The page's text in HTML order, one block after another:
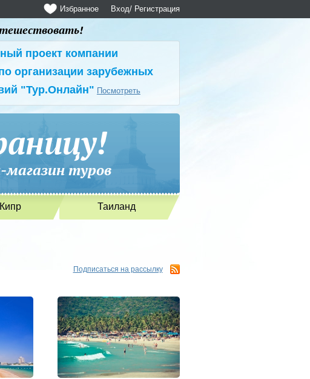
Вход/ Регистрация
Избранное
проект компании
организации зарубежных
"Тур.Онлайн" Посмотреть
туров
Кипр Таиланд
Подписаться на рассылку